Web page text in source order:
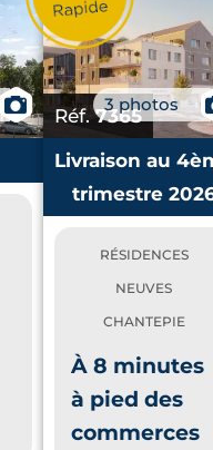
📷 Réf.7365
3 photos
Livraison au
trimestre
RÉSIDENCES
NEUVES
CHANTEPIE
À 8 minutes
à pied des
commerces